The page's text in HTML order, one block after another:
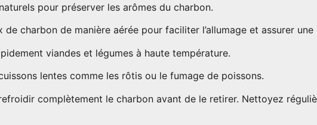
pour préserver les arômes du charbon.
de charbon de manière aérée pour faciliter l’allumage et assurer
viandes et légumes à haute température.
lentes comme les rôtis ou le fumage de poissons.
complètement le charbon avant de le retirer. Nettoyez